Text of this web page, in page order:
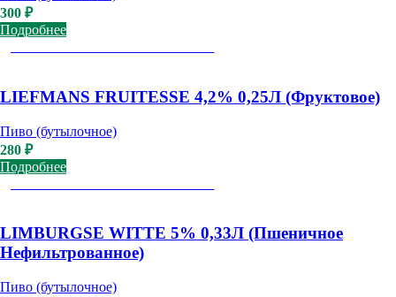
300 ₽
Подробнее
LIEFMANS FRUITESSE 4,2% 0,25Л (Фруктовое)
Пиво (бутылочное)
280 ₽
Подробнее
LIMBURGSE WITTE 5% 0,33Л (Пшеничное
Нефильтрованное)
Пиво (бутылочное)